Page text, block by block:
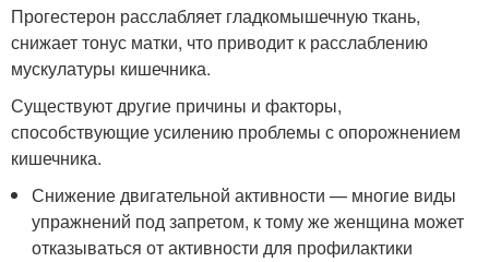
Прогестерон расслабляет гладкомышечную ткань,
снижает тонус матки, что приводит к расслаблению
мускулатуры кишечника.
Существуют другие причины и факторы,
способствующие усилению проблемы с опорожнением
кишечника.
Снижение двигательной активности — многие виды
упражнений под запретом, к тому же женщина может
отказываться от активности для профилактики